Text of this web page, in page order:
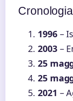
1996–
2003–
25
25
2021 –